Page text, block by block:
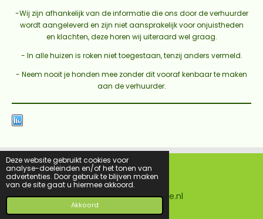
Deze website gebruikt cookies voor
analyse-doeleinden en/of het tonen van
advertenties. Door gebruik te blijven maken
van de site gaat u hiermee akkoord.
Akkoord
-Wij zijn afhankelijk van de informatie die ons door de verhuurder
wordt aangeleverd en zijn niet aansprakelijk voor onjuistheden
en klachten, deze horen wij uiteraard wel graag.
- In alle huizen is roken niet toegestaan, tenzij anders vermeld.
- Neem nooit je honden mee zonder dit vooraf kenbaar te maken
aan de verhuurder.
F
c
b
I
s
a
© 2016 - 2026 Metjehondenopvakantie.nl